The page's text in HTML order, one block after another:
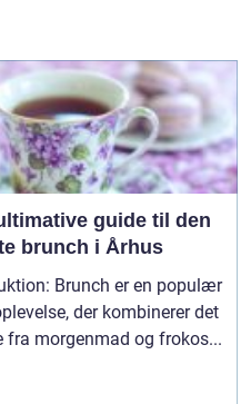
guide til den
brunch i Århus
Brunch er en populær
der kombinerer det
fra morgenmad og frokos...